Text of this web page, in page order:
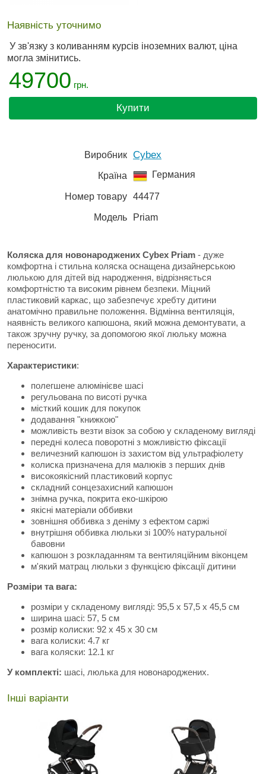
Наявність уточнимо
У зв'язку з коливанням курсів іноземних валют, ціна
могла змінитись.
49700 грн.
Купити
Виробник Cybex
Країна Германия
Номер товару 44477
Модель Priam
Коляска для новонароджених Cybex Priam - дуже
комфортна і стильна коляска оснащена дизайнерською
люлькою для дітей від народження, відрізняється
комфортністю та високим рівнем безпеки. Міцний
пластиковий каркас, що забезпечує хребту дитини
анатомічно правильне положення. Відмінна вентиляція,
наявність великого капюшона, який можна демонтувати, а
також зручну ручку, за допомогою якої люльку можна
переносити.
Характеристики:
полегшене алюмінієве шасі
регульована по висоті ручка
місткий кошик для покупок
додавання "книжкою"
можливість везти візок за собою у складеному вигляді
передні колеса поворотні з можливістю фіксації
величезний капюшон із захистом від ультрафіолету
колиска призначена для малюків з перших днів
високоякісний пластиковий корпус
складний сонцезахисний капюшон
знімна ручка, покрита еко-шкірою
якісні матеріали оббивки
зовнішня оббивка з деніму з ефектом саржі
внутрішня оббивка люльки зі 100% натуральної
бавовни
капюшон з розкладанням та вентиляційним віконцем
м'який матрац люльки з функцією фіксації дитини
Розміри та вага:
розміри у складеному вигляді: 95,5 х 57,5 ​​х 45,5 см
ширина шасі: 57, 5 см
розмір колиски: 92 x 45 x 30 см
вага колиски: 4.7 кг
вага коляски: 12.1 кг
У комплекті: шасі, люлька для новонароджених.
Інші варіанти